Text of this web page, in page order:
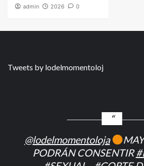
admin 2026 0
Tweets by lodelmomentoloj
@lodelmomentoloja
PODRÁN CONSENTIR